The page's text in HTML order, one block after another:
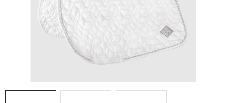
VÝHODNE
PREDAJŇA